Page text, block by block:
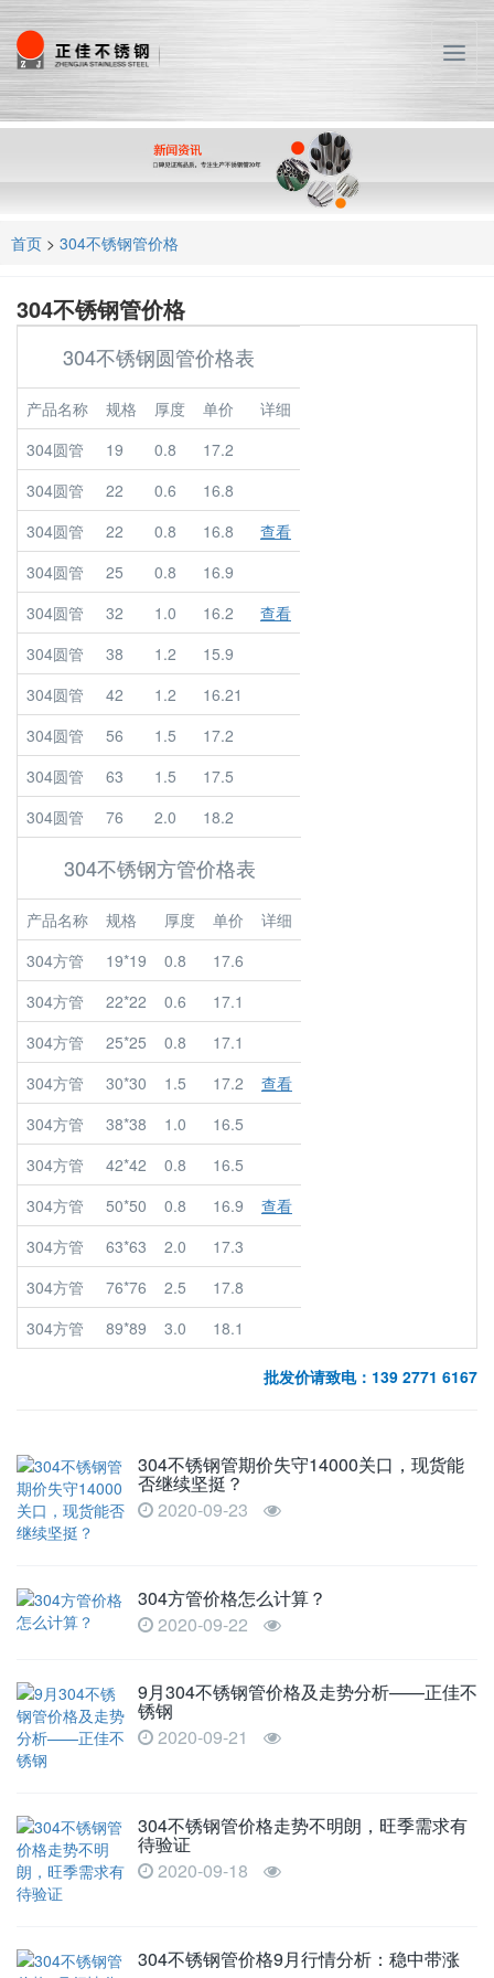
T
o
g
n
a
首页 > 304不锈钢管价格
304不锈钢管价格
304不锈钢圆管价格表
产品名称 规格 厚度 单价
详细
304圆管
19 0.8
17.2
304圆管
22 0.6
16.8
304圆管
22 0.8 16.8
查看
304圆管
25 0.8
16.9
304圆管
32 1.0 16.2
查看
304圆管
38 1.2
15.9
304圆管
42 1.2
16.21
304圆管
56 1.5
17.2
304圆管
63 1.5
17.5
304圆管
76 2.0 18.2
304不锈钢方管价格表
产品名称 规格 厚度 单价
详细
304方管
19*19 0.8
17.6
304方管
22*22 0.6
17.1
304方管
25*25 0.8
17.1
304方管
30*30 1.5 17.2
查看
304方管
38*38 1.0
16.5
304方管
42*42 0.8
16.5
304方管
50*50 0.8 16.9
查看
304方管
63*63 2.0
17.3
304方管
76*76 2.5
17.8
304方管
89*89 3.0 18.1
批发价请致电：139 2771 6167
304不锈钢管期价失守14000关口，现货能
否继续坚挺？
2020-09-23
304方管价格怎么计算？
2020-09-22
9月304不锈钢管价格及走势分析——正佳不
锈钢
2020-09-21
304不锈钢管价格走势不明朗，旺季需求有
待验证
2020-09-18
304不锈钢管价格9月行情分析：稳中带涨